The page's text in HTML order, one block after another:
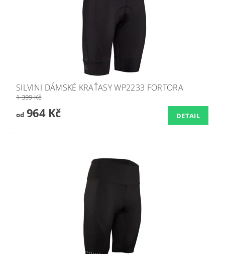
SILVINI DÁMSKÉ KRAŤASY WP2233 FORTORA
1 399 Kč
od964 Kč DETAIL